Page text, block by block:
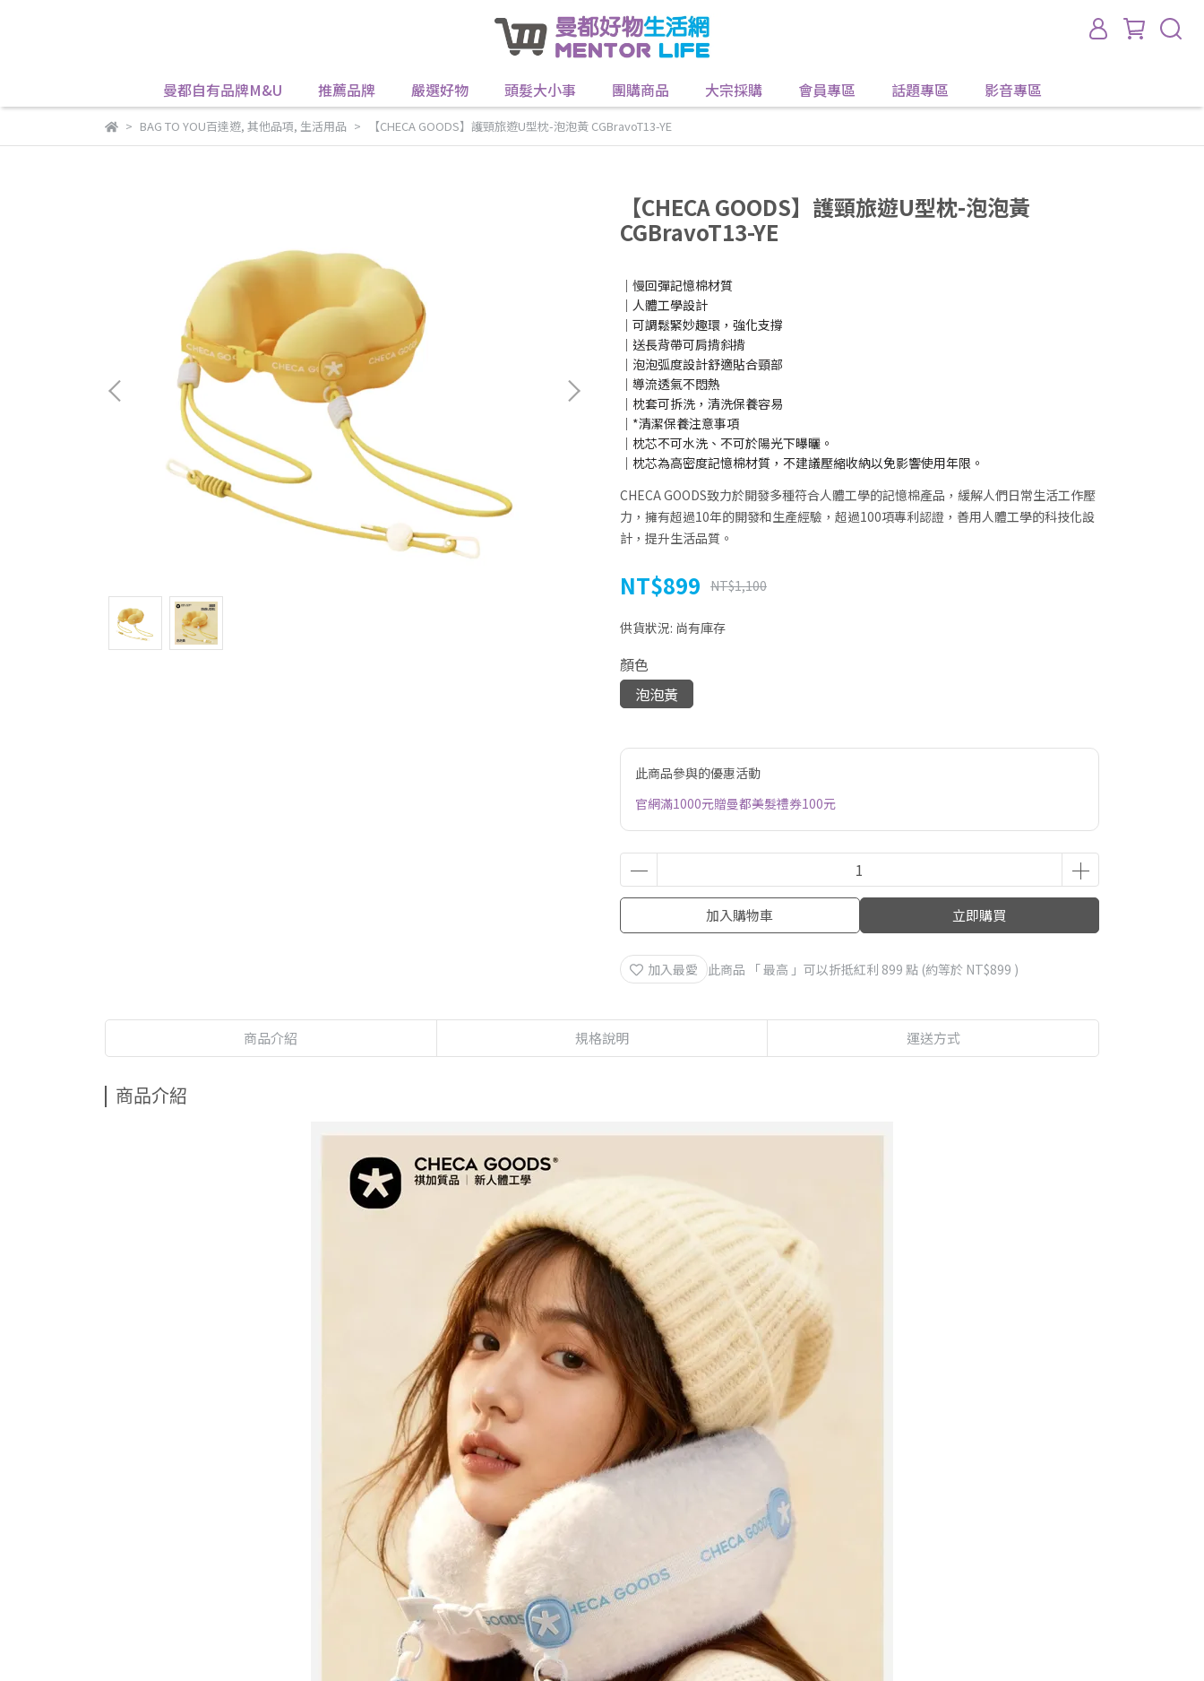
曼都自有品牌M&U 推薦品牌 嚴選好物 頭髮大小事 團購商品 大宗採購 會員專區 話題專區 影音專區
BAG TO YOU百達遊, 其他品項, 生活用品 【CHECA GOODS】護頸旅遊U型枕-泡泡黃 CGBravoT13-YE
【CHECA GOODS】護頸旅遊U型枕-泡泡黃
CGBravoT13-YE
│慢回彈記憶棉材質
│人體工學設計
│可調鬆緊妙趣環，強化支撐
│送長背帶可肩揹斜揹
│泡泡弧度設計舒適貼合頸部
│導流透氣不悶熱
│枕套可拆洗，清洗保養容易
│*清潔保養注意事項
│枕芯不可水洗、不可於陽光下曝曬。
│枕芯為高密度記憶棉材質，不建議壓縮收納以免影響使用年限。
CHECA GOODS致力於開發多種符合人體工學的記憶棉產品，緩解人們日常生活工作壓
力，擁有超過10年的開發和生產經驗，超過100項專利認證，善用人體工學的科技化設
計，提升生活品質。
NT$899 NT$1,100
供貨狀況: 尚有庫存
顏色
泡泡黃
此商品參與的優惠活動
官網滿1000元贈曼都美髮禮券100元
加入購物車 立即購買
加入最愛 此商品 「 最高 」可以折抵紅利 899 點 (約等於 NT$899 )
商品介紹 規格說明 運送方式
商品介紹